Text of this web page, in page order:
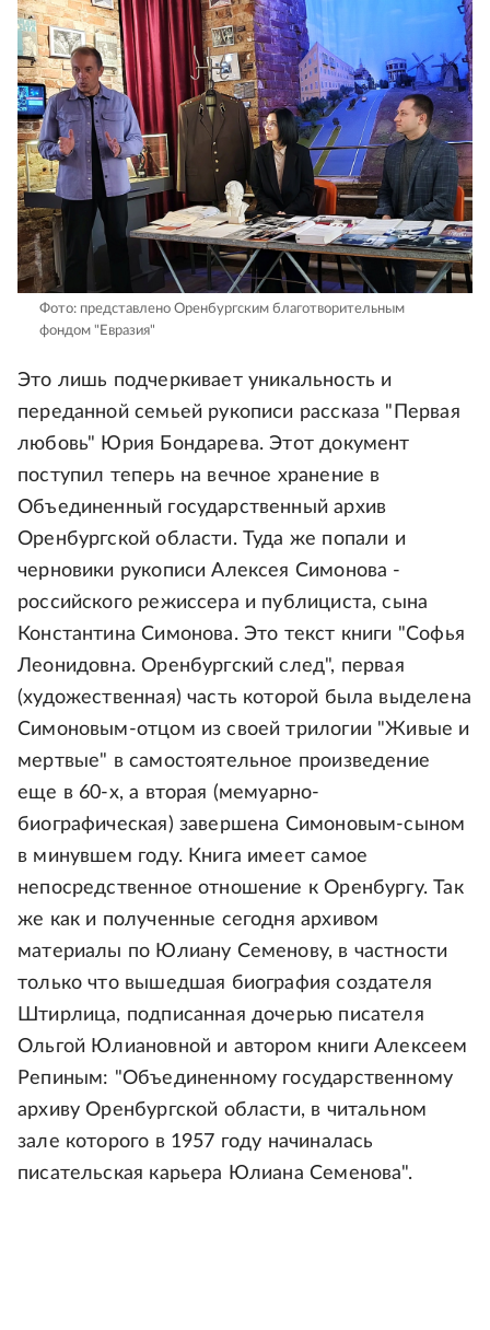
Фото: представлено Оренбургским благотворительным
фондом "Евразия"
Это лишь подчеркивает уникальность и
переданной семьей рукописи рассказа "Первая
любовь" Юрия Бондарева. Этот документ
поступил теперь на вечное хранение в
Объединенный государственный архив
Оренбургской области. Туда же попали и
черновики рукописи Алексея Симонова -
российского режиссера и публициста, сына
Константина Симонова. Это текст книги "Софья
Леонидовна. Оренбургский след", первая
(художественная) часть которой была выделена
Симоновым-отцом из своей трилогии "Живые и
мертвые" в самостоятельное произведение
еще в 60-х, а вторая (мемуарно-
биографическая) завершена Симоновым-сыном
в минувшем году. Книга имеет самое
непосредственное отношение к Оренбургу. Так
же как и полученные сегодня архивом
материалы по Юлиану Семенову, в частности
только что вышедшая биография создателя
Штирлица, подписанная дочерью писателя
Ольгой Юлиановной и автором книги Алексеем
Репиным: "Объединенному государственному
архиву Оренбургской области, в читальном
зале которого в 1957 году начиналась
писательская карьера Юлиана Семенова".